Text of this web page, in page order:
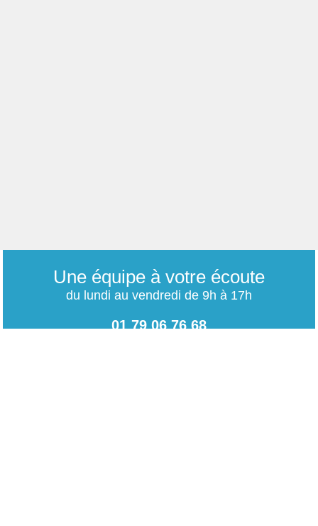
Une équipe à votre écoute
du lundi au vendredi de 9h à 17h
01 79 06 76 68